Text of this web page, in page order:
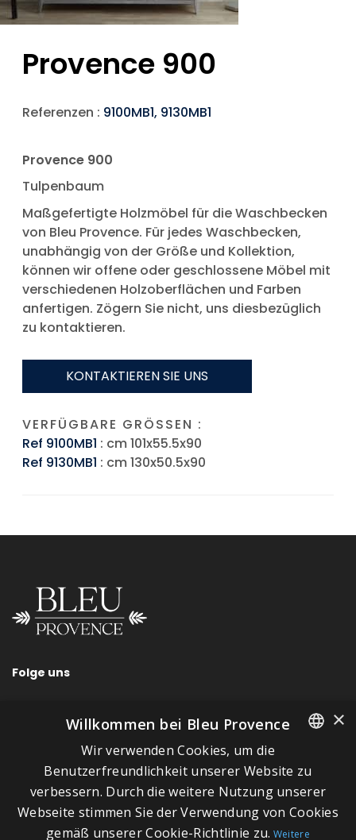
Provence 900
Referenzen : 9100MB1, 9130MB1
Provence 900
Tulpenbaum
Maßgefertigte Holzmöbel für die Waschbecken
von Bleu Provence. Für jedes Waschbecken,
unabhängig von der Größe und Kollektion,
können wir offene oder geschlossene Möbel mit
verschiedenen Holzoberflächen und Farben
anfertigen. Zögern Sie nicht, uns diesbezüglich
zu kontaktieren.
KONTAKTIEREN SIE UNS
VERFÜGBARE GRÖSSEN :
Ref 9100MB1 : cm 101x55.5x90
Ref 9130MB1 : cm 130x50.5x90
Folge uns
SCHNELLLINKS
Über Bleu Provence
Impressum
FRENCH
ITALIAN
×
Willkommen bei Bleu Provence
Wir verwenden Cookies, um die
Benutzerfreundlichkeit unserer Website zu
verbessern. Durch die weitere Nutzung unserer
Webseite stimmen Sie der Verwendung von Cookies
gemäß unserer Cookie-Richtlinie zu. Weitere